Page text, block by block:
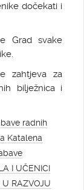
dočekati i
Grad svake
zahtjeva za
bilježnica i
radnih
Katalena
I UČENICI
RAZVOJU